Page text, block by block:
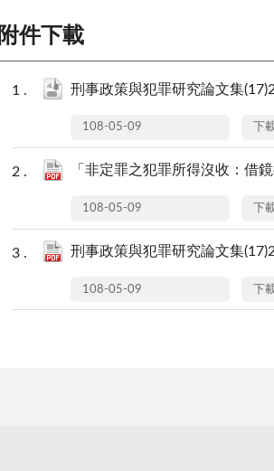
附件下載
刑事政策與犯罪研究論文集
108-05-09 下
「非定罪之犯罪所得沒收：借
108-05-09 下
刑事政策與犯罪研究論文集
108-05-09 下